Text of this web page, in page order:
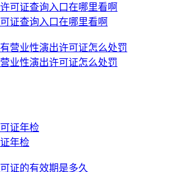
证查询入口在哪里看啊
业性演出许可证怎么处罚
年检